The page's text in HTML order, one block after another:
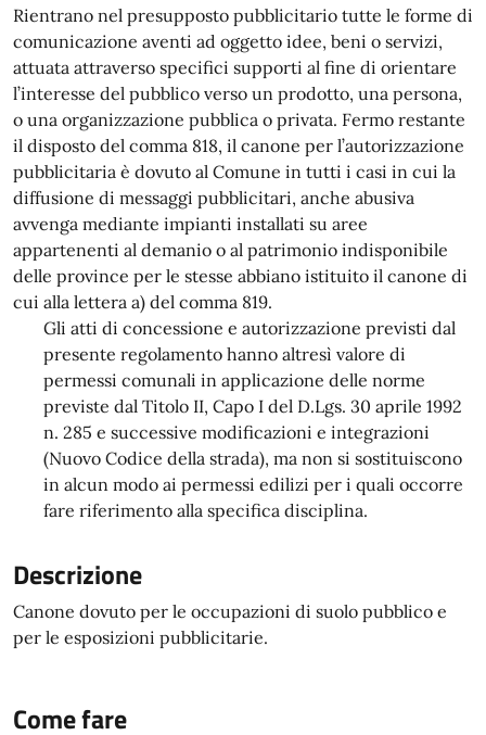
Rientrano nel presupposto pubblicitario tutte le forme di
comunicazione aventi ad oggetto idee, beni o servizi,
attuata attraverso specifici supporti al fine di orientare
l’interesse del pubblico verso un prodotto, una persona,
o una organizzazione pubblica o privata. Fermo restante
il disposto del comma 818, il canone per l’autorizzazione
pubblicitaria è dovuto al Comune in tutti i casi in cui la
diffusione di messaggi pubblicitari, anche abusiva
avvenga mediante impianti installati su aree
appartenenti al demanio o al patrimonio indisponibile
delle province per le stesse abbiano istituito il canone di
cui alla lettera a) del comma 819.
Gli atti di concessione e autorizzazione previsti dal
presente regolamento hanno altresì valore di
permessi comunali in applicazione delle norme
previste dal Titolo II, Capo I del D.Lgs. 30 aprile 1992
n. 285 e successive modificazioni e integrazioni
(Nuovo Codice della strada), ma non si sostituiscono
in alcun modo ai permessi edilizi per i quali occorre
fare riferimento alla specifica disciplina.
Descrizione
Canone dovuto per le occupazioni di suolo pubblico e
per le esposizioni pubblicitarie.
Come fare